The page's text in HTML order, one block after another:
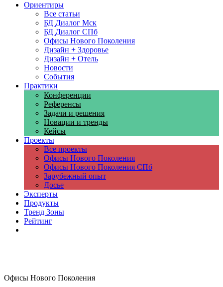
Ориентиры
Все статьи
БД Диалог Мск
БД Диалог СПб
Офисы Нового Поколения
Дизайн + Здоровье
Дизайн + Отель
Новости
События
Практики
Конференции
Референсы
Задачи и решения
Новации и тренды
Кейсы
Проекты
Все проекты
Офисы Нового Поколения
Офисы Нового Поколения СПб
Зарубежный опыт
Досье
Эксперты
Продукты
Тренд Зоны
Рейтинг
Офисы Нового Поколения